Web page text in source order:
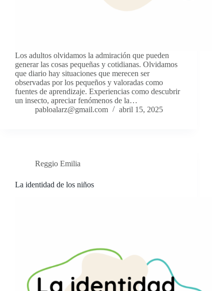
Los adultos olvidamos la admiración que pueden
generar las cosas pequeñas y cotidianas. Olvidamos
que diario hay situaciones que merecen ser
observadas por los pequeños y valoradas como
fuentes de aprendizaje. Experiencias como descubrir
un insecto, apreciar fenómenos de la…
pabloalarz@gmail.com
abril 15, 2025
Reggio Emilia
La identidad de los niños